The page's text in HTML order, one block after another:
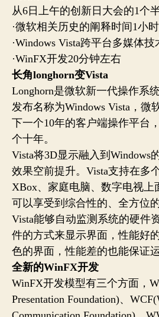
从6日上午的创新日大会的1个
·微软相关历史的阐释时间1小
·Windows Vista跨平台多媒体
·WinFX开发20分钟左右
长角longhorn变Vista
Longhorn是微软新一代操作系
发布名称为Windows Vista，微
下一个10年的客户端操作平台
个十年。
Vista将3D显示融入到Windows
效果空前提升。Vista支持在多
XBox、家庭电脑、数字电视上
可以享受到综合性的、全方位
Vista能够自动监测系统的硬件
件的方式来显示界面，性能好
色的界面，性能差的也能保证运
全新的WinFX开发
WinFX开发模型有三个方面，
Presentation Foundation)、